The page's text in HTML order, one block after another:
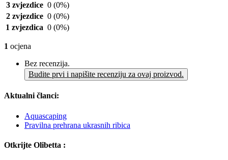
3 zvjezdice 0 (0%)
2 zvjezdice 0 (0%)
1 zvjezdica 0 (0%)
1 ocjena
Bez recenzija.
Budite prvi i napišite recenziju za ovaj proizvod.
Aktualni članci:
Aquascaping
Pravilna prehrana ukrasnih ribica
Otkrijte Olibetta :